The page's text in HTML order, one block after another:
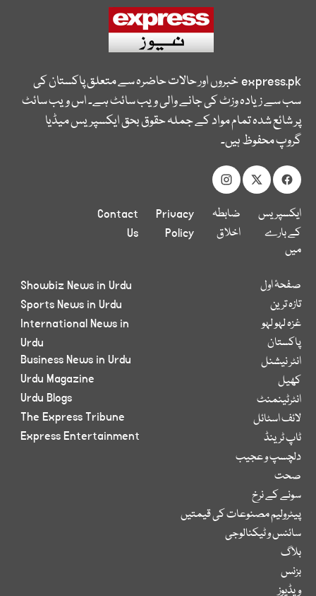
express.pkخبروں اور حالات حاضرہ سے متعلق پاکستان کی
سب سے زیادہ وزٹ کی جانے والی ویب سائٹ ہے۔ اس ویب سائٹ
پر شائع شدہ تمام مواد کے جملہ حقوق بحق ایکسپریس میڈیا
گروپ محفوظ ہیں۔
ایکسپریس
کے بارے
میں
ضابطہ
اخلاق
Privacy
Policy
Contact
Us
صفحۂ اول
تازہ ترین
غزہ لہو لہو
پاکستان
انٹر نیشنل
کھیل
انٹرٹینمنٹ
لائف اسٹائل
ٹاپ ٹرینڈ
دلچسپ و عجیب
صحت
سونے کے نرخ
پیٹرولیم مصنوعات کی قیمتیں
سائنس و ٹیکنالوجی
بلاگ
بزنس
ویڈیوز
Showbiz News in Urdu
Sports News in Urdu
International News in
Urdu
Business News in Urdu
Urdu Magazine
Urdu Blogs
The Express Tribune
Express Entertainment